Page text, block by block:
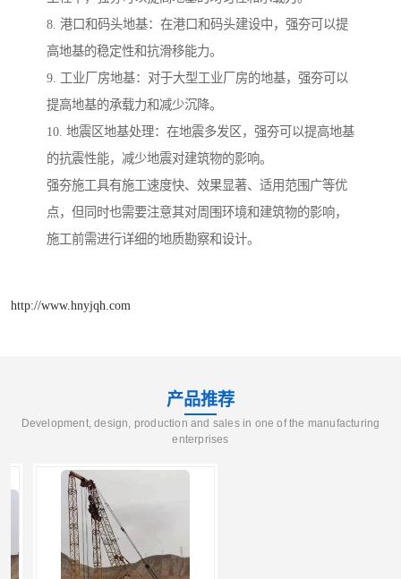
8. 港口和码头地基：在港口和码头建设中，强夯可以提
高地基的稳定性和抗滑移能力。
9. 工业厂房地基：对于大型工业厂房的地基，强夯可以
提高地基的承载力和减少沉降。
10. 地震区地基处理：在地震多发区，强夯可以提高地基
的抗震性能，减少地震对建筑物的影响。
强夯施工具有施工速度快、效果显著、适用范围广等优
点，但同时也需要注意其对周围环境和建筑物的影响，
施工前需进行详细的地质勘察和设计。
http://www.hnyjqh.com
产品推荐
Development, design, production and sales in one of the manufacturing
enterprises